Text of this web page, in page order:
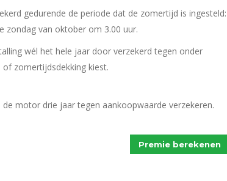
gedurende de periode dat de zomertijd is ingesteld:
zondag van oktober om 3.00 uur.
wél het hele jaar door verzekerd tegen onder
zomertijdsdekking kiest.
motor drie jaar tegen aankoopwaarde verzekeren.
Premie berekenen